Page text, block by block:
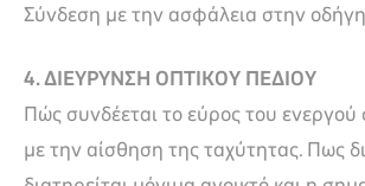
Σύνδεση με την ασφάλεια στην
4. ΔΙΕΥΡΥΝΣΗ ΟΠΤΙΚΟΥ ΠΕΔΙΟΥ
Πώς συνδέεται το εύρος του ενεργού
με την αίσθηση της ταχύτητας. Πως